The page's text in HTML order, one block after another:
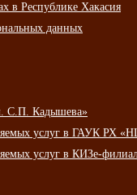
в Республике Хакасия
данных
С.П. Кадышева»
услуг в ГАУК
услуг в КИЗе-